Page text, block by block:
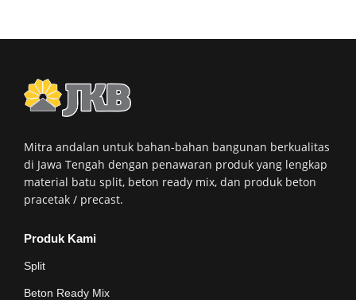
7 - 12
mm)
mm)
(20 - 30
mm)
(30 - 50
mm)
Mitra andalan untuk bahan-bahan bangunan berkualitas
di Jawa Tengah dengan penawaran produk yang lengkap
material batu split, beton ready mix, dan produk beton
pracetak / precast.
Produk Kami
Split
Beton Ready Mix